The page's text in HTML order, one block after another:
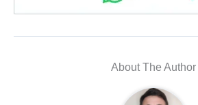
About The Author